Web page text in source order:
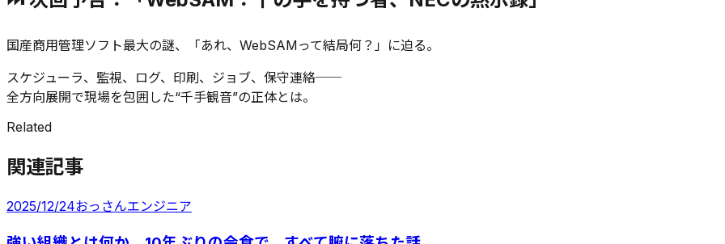
国産商用管理ソフト最大の謎、「あれ、WebSAMって結局何？」に迫る。
スケジューラ、監視、ログ、印刷、ジョブ、保守連絡──
全方向展開で現場を包囲した“千手観音”の正体とは。
Related
関連記事
2025/12/24おっさんエンジニア